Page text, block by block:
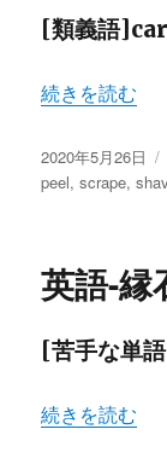
[類義語
“英語-削る” の
続きを読む
投
稿
2020年5月26日
peel,scrape,
英語-縁
[苦手な単
“英語-縁石、
続きを読む